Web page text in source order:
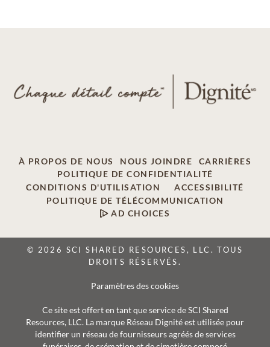
À PROPOS DE NOUS NOUS JOINDRE
CARRIÈRES
POLITIQUE DE CONFIDENTIALITÉ
CONDITIONS D'UTILISATION
ACCESSIBILITÉ
POLITIQUE DE TÉLÉCOMMUNICATION
AD CHOICES
© 2026 SCI SHARED RESOURCES, LLC. TOUS
DROITS RÉSERVÉS.
Paramètres des cookies
Ce site est offert en tant que service de SCI Shared
Resources, LLC. La marque Réseau Dignité est utilisée pour
identifier un réseau de fournisseurs agréés de services